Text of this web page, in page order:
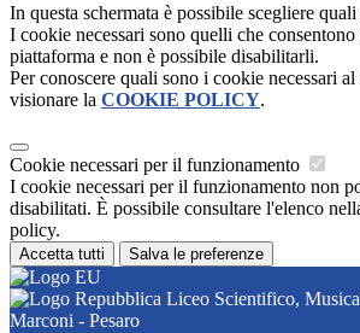
In questa schermata è possibile scegliere
I cookie necessari sono quelli che
piattaforma e non è possibile disabilitarli.
Per conoscere quali sono i cookie necessari
visionare la COOKIE POLICY.
Cookie necessari per il funzionamento
I cookie necessari per il funzionamento non
disabilitati. È possibile consultare l'elenco
policy.
Accetta tutti Salva le preferenze
Liceo Scientifico,
Marconi - Pesaro